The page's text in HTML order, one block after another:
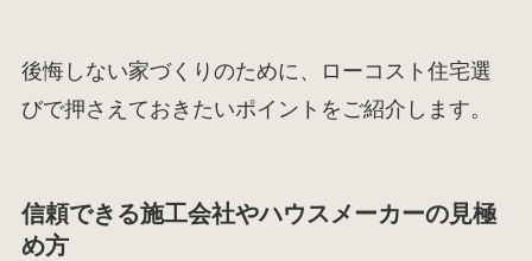
後悔しない家づくりのために、ローコスト住宅選
びで押さえておきたいポイントをご紹介します。
信頼できる施工会社やハウスメーカーの見極
め方